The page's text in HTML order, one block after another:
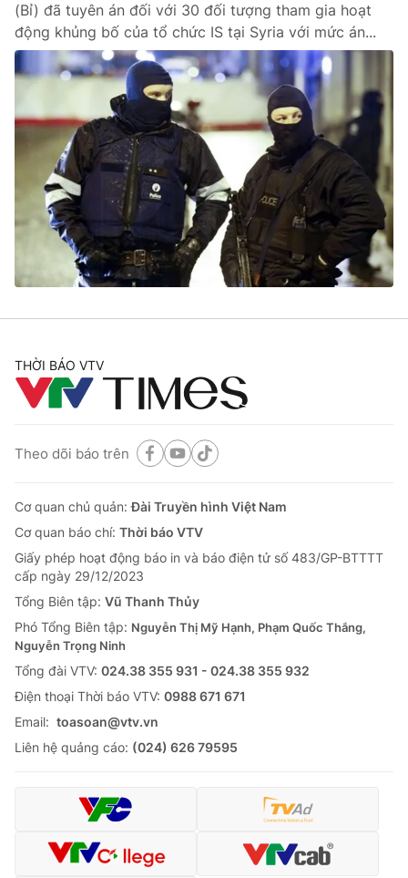
(Bỉ) đã tuyên án đối với 30 đối tượng tham gia hoạt
động khủng bố của tổ chức IS tại Syria với mức án...
THỜI BÁO VTV
Theo dõi báo trên
Cơ quan chủ quản:Đài Truyền hình Việt Nam
Cơ quan báo chí: Thời báo VTV
Giấy phép hoạt động báo in và báo điện tử số 483/GP-BTTTT
cấp ngày 29/12/2023
Tổng Biên tập: Vũ Thanh Thủy
Phó Tổng Biên tập: Nguyễn Thị Mỹ Hạnh, Phạm Quốc Thắng,
Nguyễn Trọng Ninh
Tổng đài VTV: 024.38 355 931 - 024.38 355 932
Ðiện thoại Thời báo VTV: 0988 671 671
Email: toasoan@vtv.vn
Liên hệ quảng cáo: (024) 626 79595